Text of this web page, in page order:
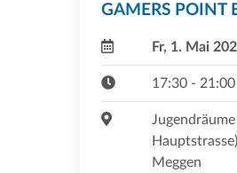
GAMERS POINT
Fr, 1. Mai
17:30 -
Meggen